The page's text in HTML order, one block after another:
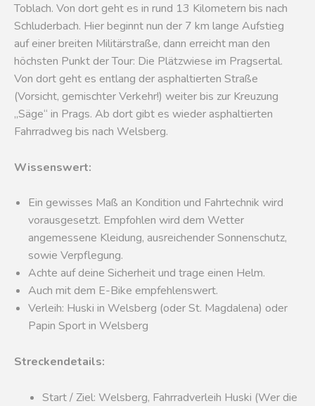
Toblach. Von dort geht es in rund 13 Kilometern bis nach
Schluderbach. Hier beginnt nun der 7 km lange Aufstieg
auf einer breiten Militärstraße, dann erreicht man den
höchsten Punkt der Tour: Die Plätzwiese im Pragsertal.
Von dort geht es entlang der asphaltierten Straße
(Vorsicht, gemischter Verkehr!) weiter bis zur Kreuzung
„Säge“ in Prags. Ab dort gibt es wieder asphaltierten
Fahrradweg bis nach Welsberg.
Wissenswert:
Ein gewisses Maß an Kondition und Fahrtechnik wird
vorausgesetzt. Empfohlen wird dem Wetter
angemessene Kleidung, ausreichender Sonnenschutz,
sowie Verpflegung.
Achte auf deine Sicherheit und trage einen Helm.
Auch mit dem E-Bike empfehlenswert.
Verleih: Huski in Welsberg (oder St. Magdalena) oder
Papin Sport in Welsberg
Streckendetails:
Start / Ziel: Welsberg, Fahrradverleih Huski (Wer die